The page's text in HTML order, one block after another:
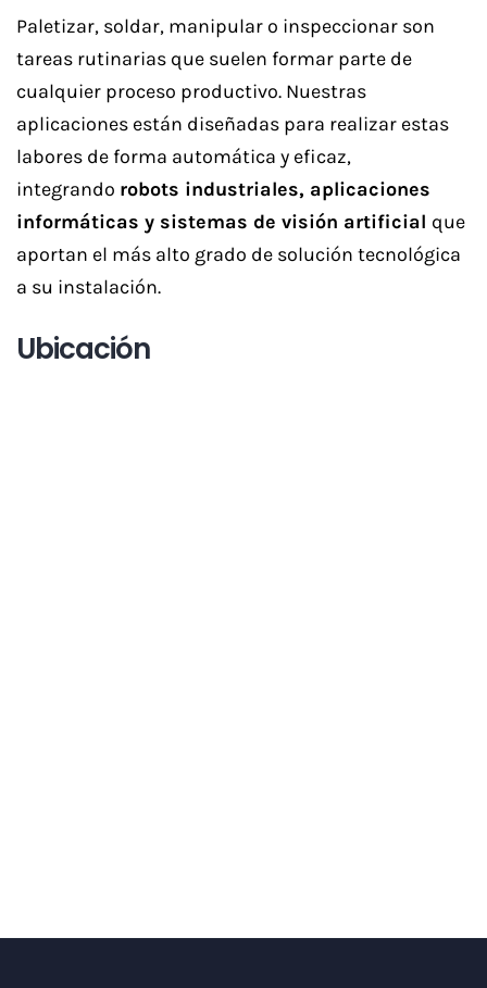
Paletizar, soldar, manipular o inspeccionar son
tareas rutinarias que suelen formar parte de
cualquier proceso productivo. Nuestras
aplicaciones están diseñadas para realizar estas
labores de forma automática y eficaz,
integrando robots industriales, aplicaciones
informáticas y sistemas de visión artificial que
aportan el más alto grado de solución tecnológica
a su instalación.
Ubicación